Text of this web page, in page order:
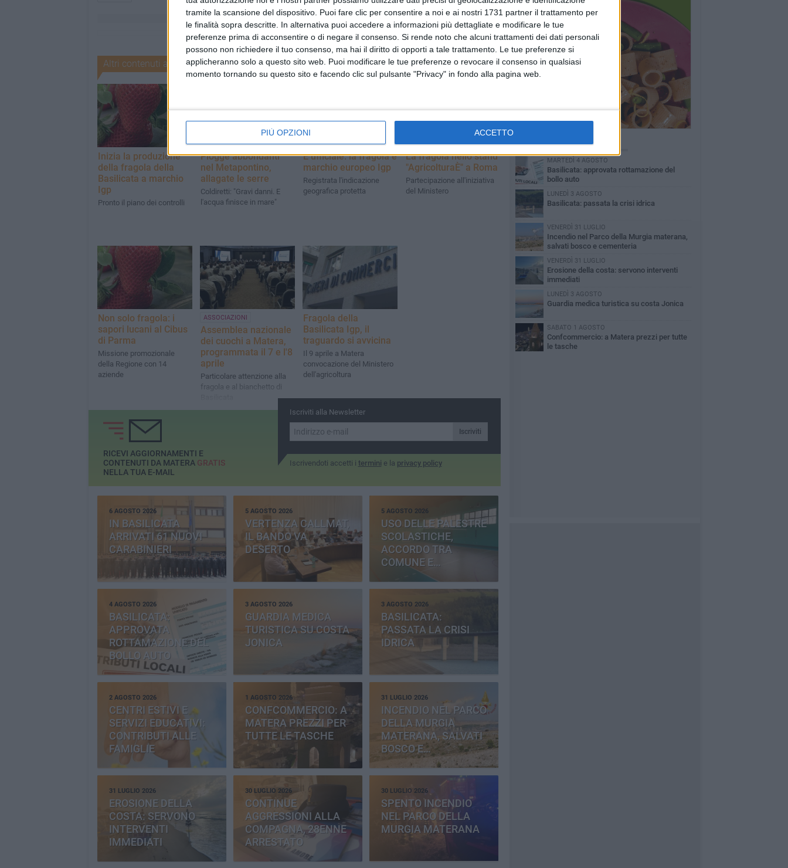
tramite la scansione del dispositivo. Puoi fare clic per consentire a noi e ai nostri 1731 partner il trattamento per
le finalità sopra descritte. In alternativa puoi accedere a informazioni più dettagliate e modificare le tue
preferenze prima di acconsentire o di negare il consenso. Si rende noto che alcuni trattamenti dei dati personali
possono non richiedere il tuo consenso, ma hai il diritto di opporti a tale trattamento. Le tue preferenze si
applicheranno solo a questo sito web. Puoi modificare le tue preferenze o revocare il consenso in qualsiasi
momento tornando su questo sito e facendo clic sul pulsante "Privacy" in fondo alla pagina web.
PIÙ OPZIONI ACCETTO
Altri contenuti a tema
Inizia la produzione
della fragola della
Basilicata a marchio
Igp
Pronto il piano dei controlli
Piogge abbondanti
nel Metapontino,
allagate le serre
Coldiretti: "Gravi danni. E
l'acqua finisce in mare"
È ufficiale: la fragola è
marchio europeo Igp
Registrata l'indicazione
geografica protetta
La fragola nello stand
"AgricolturaÈ" a Roma
Partecipazione all'iniziativa
del Ministero
Non solo fragola: i
sapori lucani al Cibus
di Parma
Missione promozionale
della Regione con 14
aziende
ASSOCIAZIONI
Assemblea nazionale
dei cuochi a Matera,
programmata il 7 e l'8
aprile
Particolare attenzione alla
fragola e al bianchetto di
Fragola della
Basilicata Igp, il
traguardo si avvicina
Il 9 aprile a Matera
convocazione del Ministero
dell'agricoltura
Iscriviti alla Newsletter
Iscriviti
Iscrivendoti accetti i termini e la privacy policy
RICEVI AGGIORNAMENTI E
CONTENUTI DA MATERA GRATIS
NELLA TUA E-MAIL
6 AGOSTO 2026
IN BASILICATA
ARRIVATI 61 NUOVI
CARABINIERI
5 AGOSTO 2026
VERTENZA CALLMAT,
IL BANDO VA
DESERTO
5 AGOSTO 2026
USO DELLE PALESTRE
SCOLASTICHE,
ACCORDO TRA
COMUNE E
PROVINCIA
4 AGOSTO 2026
BASILICATA:
APPROVATA
ROTTAMAZIONE DEL
BOLLO AUTO
3 AGOSTO 2026
GUARDIA MEDICA
TURISTICA SU COSTA
JONICA
3 AGOSTO 2026
BASILICATA:
PASSATA LA CRISI
IDRICA
2 AGOSTO 2026
CENTRI ESTIVI E
SERVIZI EDUCATIVI:
CONTRIBUTI ALLE
FAMIGLIE
1 AGOSTO 2026
CONFCOMMERCIO: A
MATERA PREZZI PER
TUTTE LE TASCHE
31 LUGLIO 2026
INCENDIO NEL PARCO
DELLA MURGIA
MATERANA, SALVATI
BOSCO E
CEMENTERIA
31 LUGLIO 2026
EROSIONE DELLA
COSTA: SERVONO
INTERVENTI
IMMEDIATI
30 LUGLIO 2026
CONTINUE
AGGRESSIONI ALLA
COMPAGNA, 28ENNE
ARRESTATO
30 LUGLIO 2026
SPENTO INCENDIO
NEL PARCO DELLA
MURGIA MATERANA
PIÙ LETTI QUESTA SETTIMANA
MARTEDÌ 4 AGOSTO
Basilicata: approvata rottamazione del
bollo auto
LUNEDÌ 3 AGOSTO
Basilicata: passata la crisi idrica
VENERDÌ 31 LUGLIO
Incendio nel Parco della Murgia materana,
salvati bosco e cementeria
VENERDÌ 31 LUGLIO
Erosione della costa: servono interventi
immediati
LUNEDÌ 3 AGOSTO
Guardia medica turistica su costa Jonica
SABATO 1 AGOSTO
Confcommercio: a Matera prezzi per tutte
le tasche